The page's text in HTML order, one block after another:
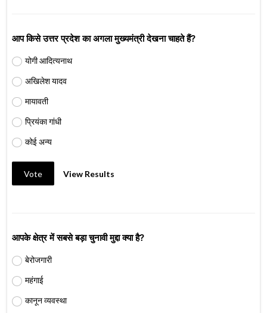
आप किसे उत्तर प्रदेश का अगला मुख्यमंत्री देखना चाहते हैं?
योगी आदित्यनाथ
अखिलेश यादव
मायावती
प्रियंका गांधी
कोई अन्य
Vote View Results
आपके क्षेत्र में सबसे बड़ा चुनावी मुद्दा क्या है?
बेरोजगारी
महंगाई
कानून व्यवस्था